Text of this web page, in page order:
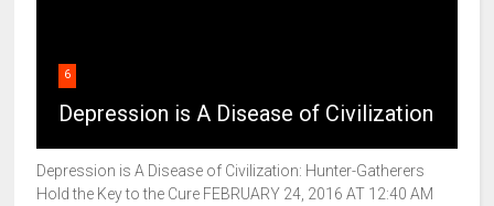
6
Depression is A Disease of Civilization
Depression is A Disease of Civilization: Hunter-Gatherers
Hold the Key to the Cure FEBRUARY 24, 2016 AT 12:40 AM